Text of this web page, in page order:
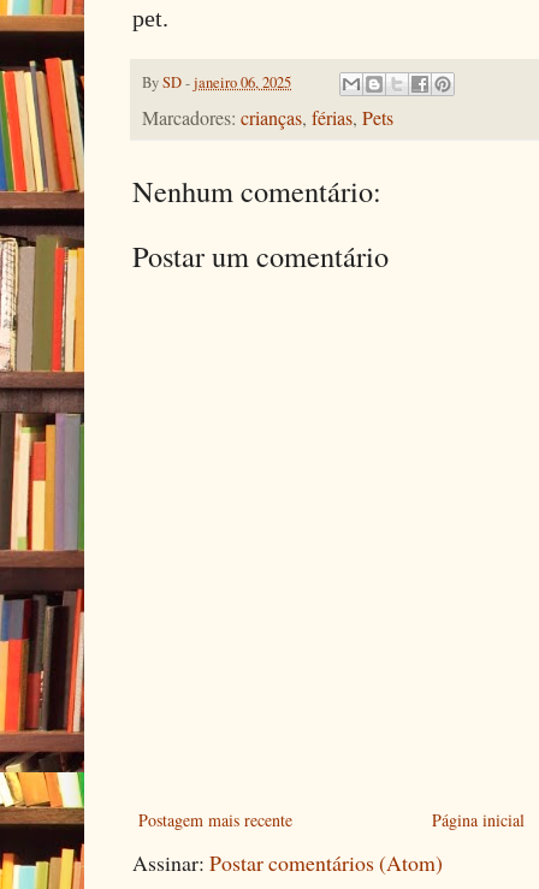
pet.
BySD-janeiro 06, 2025
Marcadores: crianças, férias, Pets
Nenhum comentário:
Postar um comentário
Postagem mais recente Página inicial
Assinar: Postar comentários (Atom)